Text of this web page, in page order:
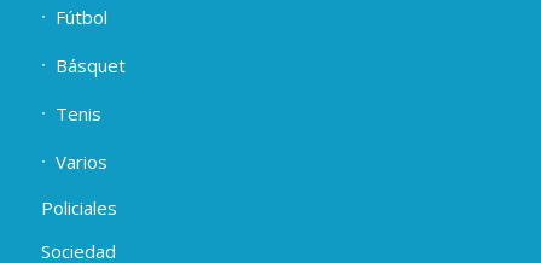
Fútbol
Básquet
Tenis
Varios
Policiales
Sociedad